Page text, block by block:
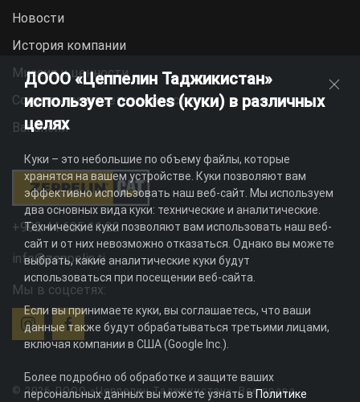
Новости
История компании
Миссия и ценности
Социальная ответственность
Вакансии
+992 44 625 11 22
info@zeppelin.tj
Мы в соцсетях:
© 2026 ДООО «Цеппелин Таджикистан». Все права
ДООО «Цеппелин Таджикистан»
использует cookies (куки) в различных
целях
Куки – это небольшие по объему файлы, которые
хранятся на вашем устройстве. Куки позволяют вам
эффективно использовать наш веб-сайт. Мы используем
два основных вида куки: технические и аналитические.
Технические куки позволяют вам использовать наш веб-
сайт и от них невозможно отказаться. Однако вы можете
выбрать, какие аналитические куки будут
использоваться при посещении веб-сайта.
Если вы принимаете куки, вы соглашаетесь, что ваши
данные также будут обрабатываться третьими лицами,
включая компании в США (Google Inc.).
Более подробно об обработке и защите ваших
персональных данных вы можете узнать вПолитике